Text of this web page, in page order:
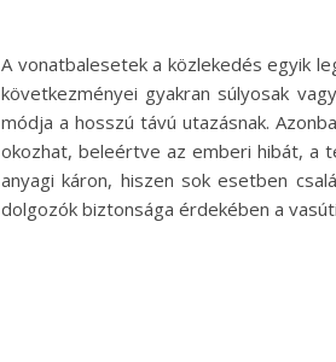
A vonatbalesetek a közlekedés egyik
következményei gyakran súlyosak
módja a hosszú távú utazásnak.
okozhat, beleértve az emberi hibát, a
anyagi káron, hiszen sok esetben
dolgozók biztonsága érdekében a